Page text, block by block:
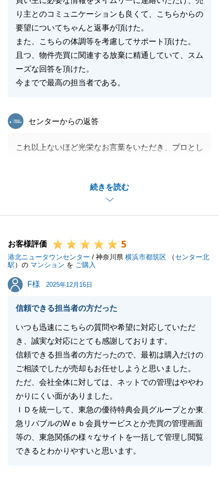
り主とのコミュニケーションも良くて、こちらからの
要望についてちゃんと返事が頂けた。
また、こちらの体調等を考慮してサポート頂けた。
且つ、物件売買に関連する放棄に精通していて、スム
ーズな回答を頂けた。
今までで最高の担当者である。
続きを読む
東急リバブル
センターからの返答
これ以上ないほど光栄なお言葉をいただき、プロとし
人三脚で進められたことを心より嬉しく思います。
「最高の担当者」という評価を誇りに、今後もさらな
る安心をお届けできるよう一層精進してまいります。
となるよう心から願っております。
またお力添えできることがございましたら、いつでも
お気軽に「最高の担当」までご連絡ください。よろし
くお願いいたします。
閉じる
お客様評価 5
港北ニュータウンセンター / 神奈川県 横浜市都筑区 （センター北
駅）の マンション を ご購入
F様
F様 2025年12月16日
信頼できる担当者の方だった
いつも迅速にこちらの質問や希望に対応していただ
き、誠実な対応にとても感謝しております。
信頼できる担当者の方だったので、最初は購入だけの
ご相談でしたが売却もお任せしようと思いました。
ただ、会社全体に対しては、ネットでの管理はややわ
かりにくい面がありました。
ＩＤを統一して、東急の優待特典会員グループとか東
急リバブルのWｅｂ会員サービスとか売買の管理画面
等の、東急関係の様々なサイトを一括して管理し閲覧
できるとわかりやすいと思います。